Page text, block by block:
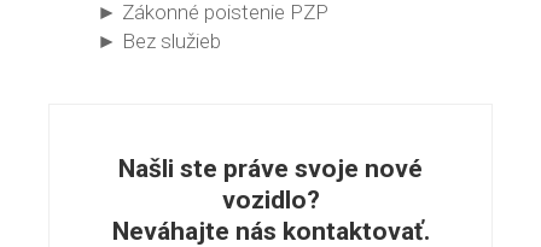
► Zákonné poistenie PZP
► Bez služieb
Našli ste práve svoje nové
vozidlo?
Neváhajte nás kontaktovať.